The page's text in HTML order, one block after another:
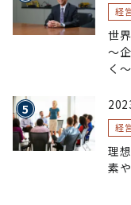
経
世
〜
く〜
経
理
素